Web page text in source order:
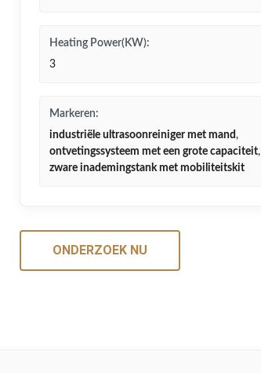
Heating Power(KW):
3
Markeren:
industriële ultrasoonreiniger met mand,
ontvetingssysteem met een grote capaciteit,
zware inademingstank met mobiliteitskit
ONDERZOEK NU